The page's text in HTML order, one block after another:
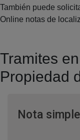
También puede
Online notas de
Tramites
Propiedad
Nota simple